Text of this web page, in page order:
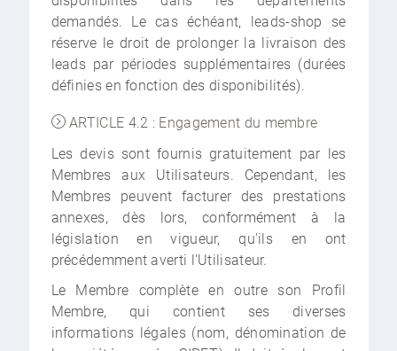
demandés. Le cas échéant, leads-shop se
réserve le droit de prolonger la livraison des
leads par périodes supplémentaires (durées
définies en fonction des disponibilités).
ARTICLE 4.2 : Engagement du membre
Les devis sont fournis gratuitement par les
Membres aux Utilisateurs. Cependant, les
Membres peuvent facturer des prestations
annexes, dès lors, conformément à la
législation en vigueur, qu'ils en ont
précédemment averti l'Utilisateur.
Le Membre complète en outre son Profil
Membre, qui contient ses diverses
informations légales (nom, dénomination de